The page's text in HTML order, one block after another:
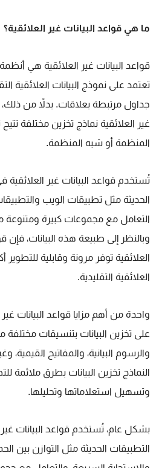
ما هي قواعد البيانات غير العلائقية؟
قواعد البيانات غير العلائقية هي أنظمة
تعتمد على نموذج البيانات العلائقية
جداول مرتبطة بعلاقات. بدلاً من ذلك،
غير العلائقية نماذج تخزين مختلفة تتيح
المنظمة أو شبه المنظمة.
تُستخدم قواعد البيانات غير
الحديثة مثل تطبيقات الويب
التعامل مع مجموعات كبيرة ومتنوعة
وبالنظر إلى طبيعة هذه البيانات، فإن
العلائقية توفر مرونة وقابلية للتطوير
العلائقية التقليدية.
واحدة من أهم مزايا قواعد البيانات
على تخزين البيانات بتنسيقات مختلفة
والرسوم البيانية، والمفاتيح القيمية،
النماذج تخزين البيانات بطرق ملائمة
وتسهيل استعلاماتها وتحليلها.
بشكل عام، تُستخدم قواعد البيانات غير
التطبيقات الحديثة مثل التوازن بين